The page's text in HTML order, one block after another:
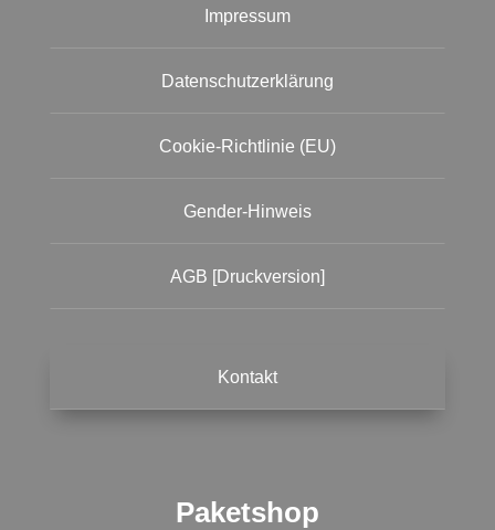
Impressum
Datenschutzerklärung
Cookie-Richtlinie (EU)
Gender-Hinweis
AGB [Druckversion]
Kontakt
Paketshop